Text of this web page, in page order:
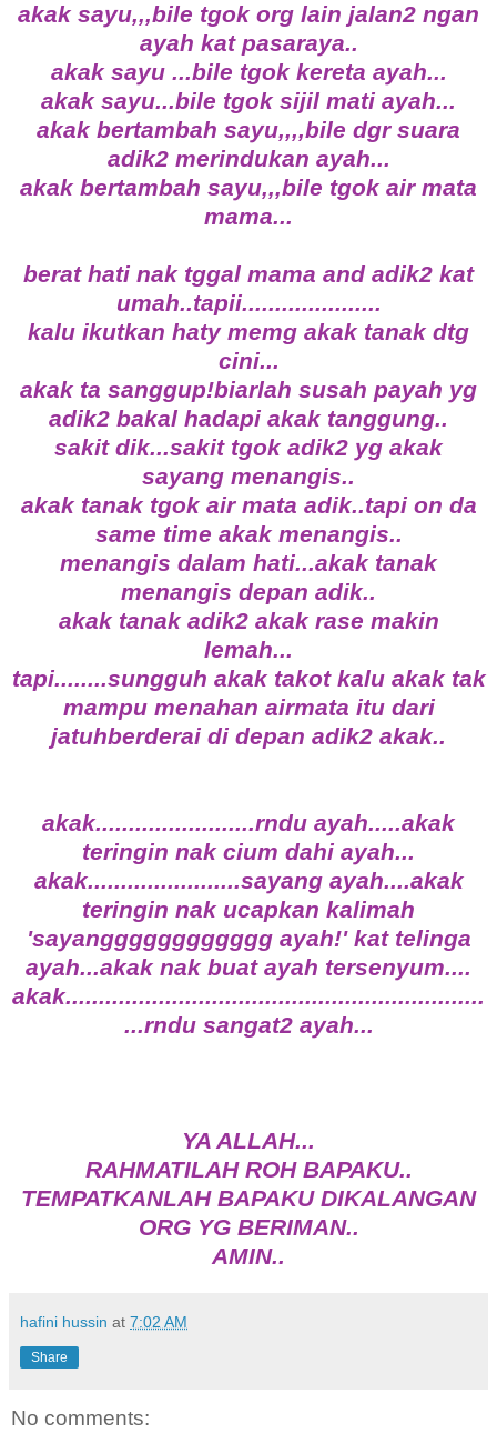
akak sayu,,,bile tgok org lain jalan2 ngan
ayah kat pasaraya..
akak sayu ...bile tgok kereta ayah...
akak sayu...bile tgok sijil mati ayah...
akak bertambah sayu,,,,bile dgr suara
adik2 merindukan ayah...
akak bertambah sayu,,,bile tgok air mata
mama...
berat hati nak tggal mama and adik2 kat
umah..tapii.....................
kalu ikutkan haty memg akak tanak dtg
cini...
akak ta sanggup!biarlah susah payah yg
adik2 bakal hadapi akak tanggung..
sakit dik...sakit tgok adik2 yg akak
sayang menangis..
akak tanak tgok air mata adik..tapi on da
same time akak menangis..
menangis dalam hati...akak tanak
menangis depan adik..
akak tanak adik2 akak rase makin
lemah...
tapi........sungguh akak takot kalu akak tak
mampu menahan airmata itu dari
jatuhberderai di depan adik2 akak..
akak........................rndu ayah.....akak
teringin nak cium dahi ayah...
akak.......................sayang ayah....akak
teringin nak ucapkan kalimah
'sayangggggggggggg ayah!' kat telinga
ayah...akak nak buat ayah tersenyum....
akak...............................................................
...rndu sangat2 ayah...
YA ALLAH...
RAHMATILAH ROH BAPAKU..
TEMPATKANLAH BAPAKU DIKALANGAN
ORG YG BERIMAN..
AMIN..
hafini hussin at 7:02 AM
Share
No comments: